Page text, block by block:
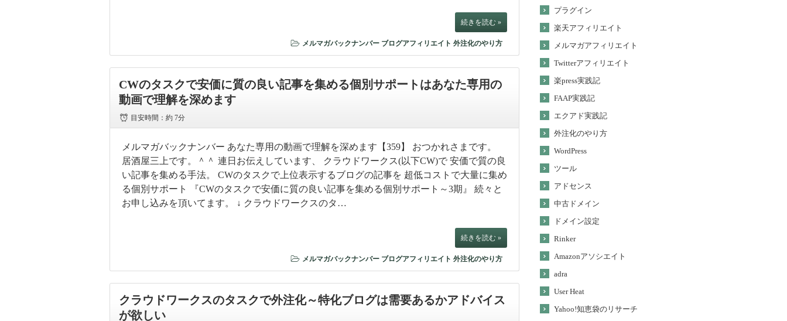
続きを読む »
メルマガバックナンバー ブログアフィリエイト 外注化のやり方
CWのタスクで安価に質の良い記事を集める個別サポートはあなた専用の
動画で理解を深めます
目安時間：約 7分
メルマガバックナンバー あなた専用の動画で理解を深めます【359】 おつかれさまです。
居酒屋三上です。＾＾ 連日お伝えしています、 クラウドワークス(以下CW)で 安価で質の良
い記事を集める手法。 CWのタスクで上位表示するブログの記事を 超低コストで大量に集め
る個別サポート 『CWのタスクで安価に質の良い記事を集める個別サポート～3期』 続々と
お申し込みを頂いてます。 ↓ クラウドワークスのタ…
続きを読む »
メルマガバックナンバー ブログアフィリエイト 外注化のやり方
クラウドワークスのタスクで外注化～特化ブログは需要あるかアドバイス
が欲しい
プラグイン
楽天アフィリエイト
メルマガアフィリエイト
Twitterアフィリエイト
楽press実践記
FAAP実践記
エクアド実践記
外注化のやり方
WordPress
ツール
アドセンス
中古ドメイン
ドメイン設定
Rinker
Amazonアソシエイト
adra
User Heat
Yahoo!知恵袋のリサーチ